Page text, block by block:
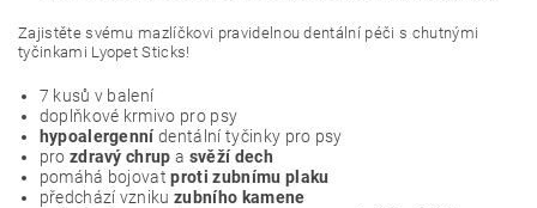
Zajistěte svému mazlíčkovi pravidelnou dentální péči s chutnými
tyčinkami Lyopet Sticks!
7 kusů v balení
doplňkové krmivo pro psy
hypoalergenní dentální tyčinky pro psy
pro zdravý chrup a svěží dech
pomáhá bojovatproti zubnímu plaku
předchází vzniku zubního kamene